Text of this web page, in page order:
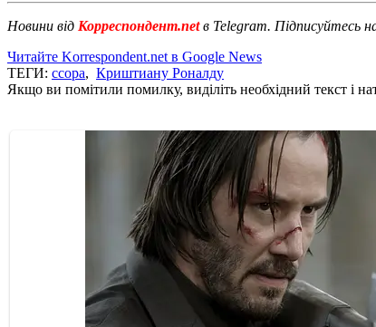
Новини від Корреспондент.netв Telegram. Підписуйтесь
Читайте Korrespondent.net в Google News
ТЕГИ: ссора, Криштиану Роналду
Якщо ви помітили помилку, виділіть необхідний текст і